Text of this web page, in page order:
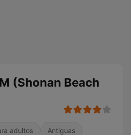
(Shonan Beach
adultos Antiguas